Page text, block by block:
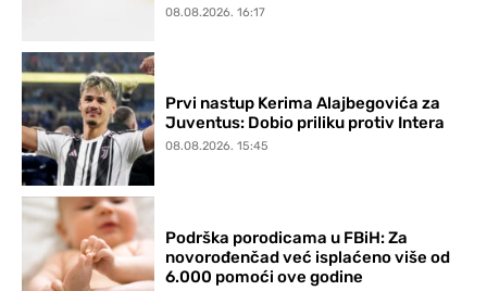
08.08.2026. 16:17
Prvi nastup Kerima Alajbegovića za
Juventus: Dobio priliku protiv Intera
08.08.2026. 15:45
Podrška porodicama u FBiH: Za
novorođenčad već isplaćeno više od
6.000 pomoći ove godine